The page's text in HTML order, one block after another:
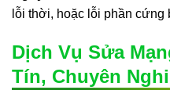
lỗi thời, hoặc lỗi phần cứng
Dịch Vụ Sửa
Tín, Chuyên